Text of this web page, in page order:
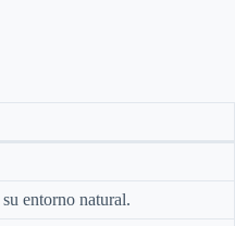
entorno natural.